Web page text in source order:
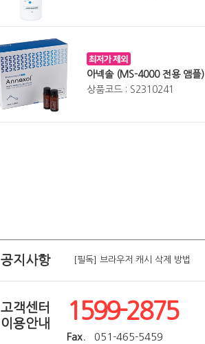
아넥솔 (MS-4000 전용 앰플)
상품코드 : S2310241
공지사항
[필독] 브라우저 캐시 삭제 방법
[필독] 브라우저 캐시 삭제 방법
고객센터
이용안내
1599-2875
Fax.
051-465-5459